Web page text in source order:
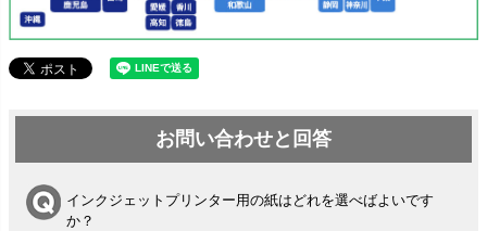
お問い合わせと回答
インクジェットプリンター用の紙はどれを選べばよいです
か？